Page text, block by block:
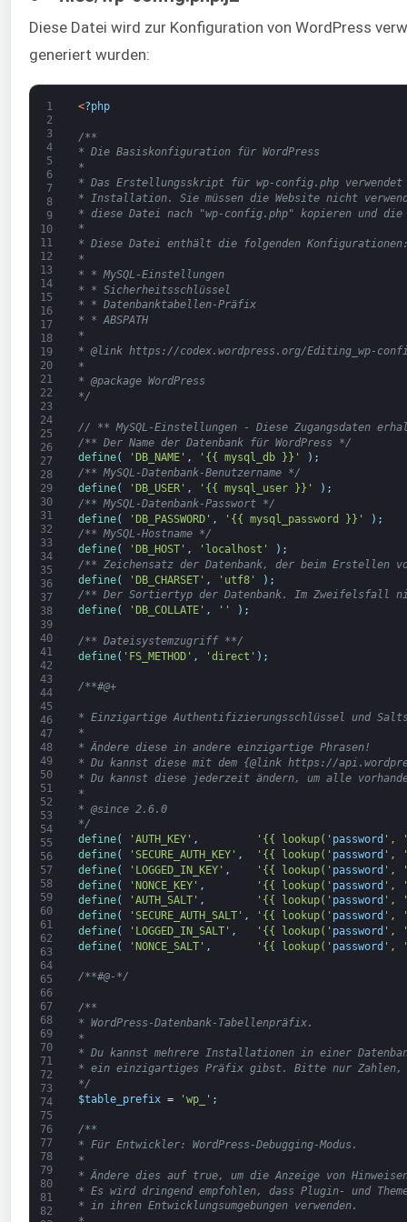
Diese Datei wird zur Konfiguration von WordPress
generiert wurden:
1
2
3
4
5
6
7
8
9
10
11
12
13
14
15
16
17
18
19
20
21
22
23
24
25
26
27
28
29
30
31
32
33
34
35
36
37
38
39
40
41
42
43
44
45
46
47
48
49
50
51
52
53
54
55
56
57
58
59
60
61
62
63
64
65
66
67
68
69
70
71
72
73
74
75
76
77
78
79
80
81
82
<?php
/**
* Die Basiskonfiguration für WordPress
*
* Das Erstellungsskript für wp-config.php verwendet
* Installation. Sie müssen die Website nicht
* diese Datei nach "wp-config.php" kopieren und die
*
* Diese Datei enthält die folgenden
*
* * MySQL-Einstellungen
* * Sicherheitsschlüssel
* * Datenbanktabellen-Präfix
* * ABSPATH
*
* @link https://codex.wordpress.org/Editing_wp-
*
* @package WordPress
*/
// ** MySQL-Einstellungen - Diese Zugangsdaten
/** Der Name der Datenbank für WordPress */
define( 'DB_NAME' , '{{ mysql_db }}' ) ;
/** MySQL-Datenbank-Benutzername */
define( 'DB_USER' , '{{ mysql_user }}' ) ;
/** MySQL-Datenbank-Passwort */
define( 'DB_PASSWORD' , '{{ mysql_password }}' ) ;
/** MySQL-Hostname */
define( 'DB_HOST' , 'localhost' ) ;
/** Zeichensatz der Datenbank, der beim Erstellen
define( 'DB_CHARSET' , 'utf8' ) ;
/** Der Sortiertyp der Datenbank. Im Zweifelsfall
define( 'DB_COLLATE' , '' ) ;
/** Dateisystemzugriff **/
define( 'FS_METHOD' , 'direct' ) ;
/**#@+
* Einzigartige Authentifizierungsschlüssel und
*
* Ändere diese in andere einzigartige Phrasen!
* Du kannst diese mit dem {@link https://
* Du kannst diese jederzeit ändern, um alle
*
* @since 2.6.0
*/
define( 'AUTH_KEY' , '{{ lookup(' password ',
define( 'SECURE_AUTH_KEY' , '{{ lookup(' password ',
define( 'LOGGED_IN_KEY' , '{{ lookup(' password ',
define( 'NONCE_KEY' , '{{ lookup(' password ',
define( 'AUTH_SALT' , '{{ lookup(' password ',
define( 'SECURE_AUTH_SALT' , '{{ lookup(' password ',
define( 'LOGGED_IN_SALT' , '{{ lookup(' password ',
define( 'NONCE_SALT' , '{{ lookup(' password ',
/**#@-*/
/**
* WordPress-Datenbank-Tabellenpräfix.
*
* Du kannst mehrere Installationen in einer
* ein einzigartiges Präfix gibst. Bitte nur Zahlen,
*/
$table_prefix = 'wp_' ;
/**
* Für Entwickler: WordPress-Debugging-Modus.
*
* Ändere dies auf true, um die Anzeige von
* Es wird dringend empfohlen, dass Plugin- und Theme-
* in ihren Entwicklungsumgebungen verwenden.